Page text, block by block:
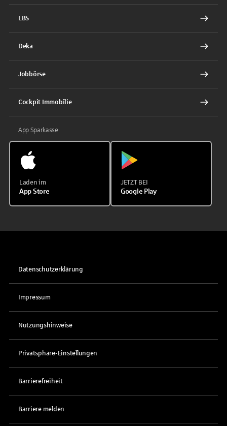
LBS
Deka
Jobbörse
Cockpit Immobilie
App Sparkasse
Laden im
App Store
JETZT BEI
Google Play
Datenschutzerklärung
Impressum
Nutzungshinweise
Privatsphäre-Einstellungen
Barrierefreiheit
Barriere melden